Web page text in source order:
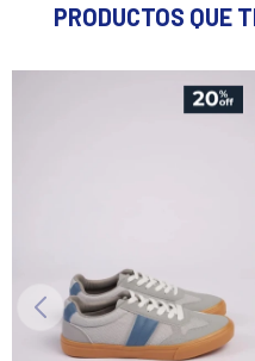
PRODUCTOS QUE